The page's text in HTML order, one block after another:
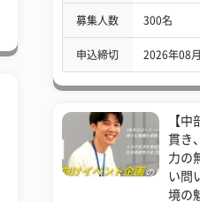
募集人数 300名
申込締切 2026年08
【
貫き
力の
い問
境の